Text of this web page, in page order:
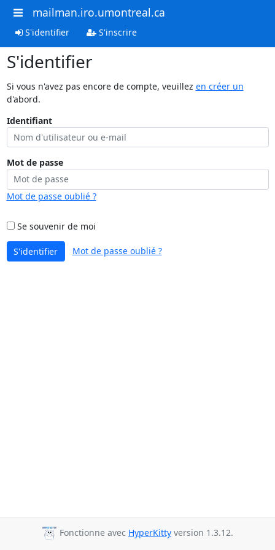
mailman.iro.umontreal.ca
S'identifier S'inscrire
S'identifier
Si vous n'avez pas encore de compte, veuillez en créer un
d'abord.
Identifiant
Mot de passe
Mot de passe oublié ?
Se souvenir de moi
S'identifier Mot de passe oublié ?
Fonctionne avec HyperKitty version 1.3.12.